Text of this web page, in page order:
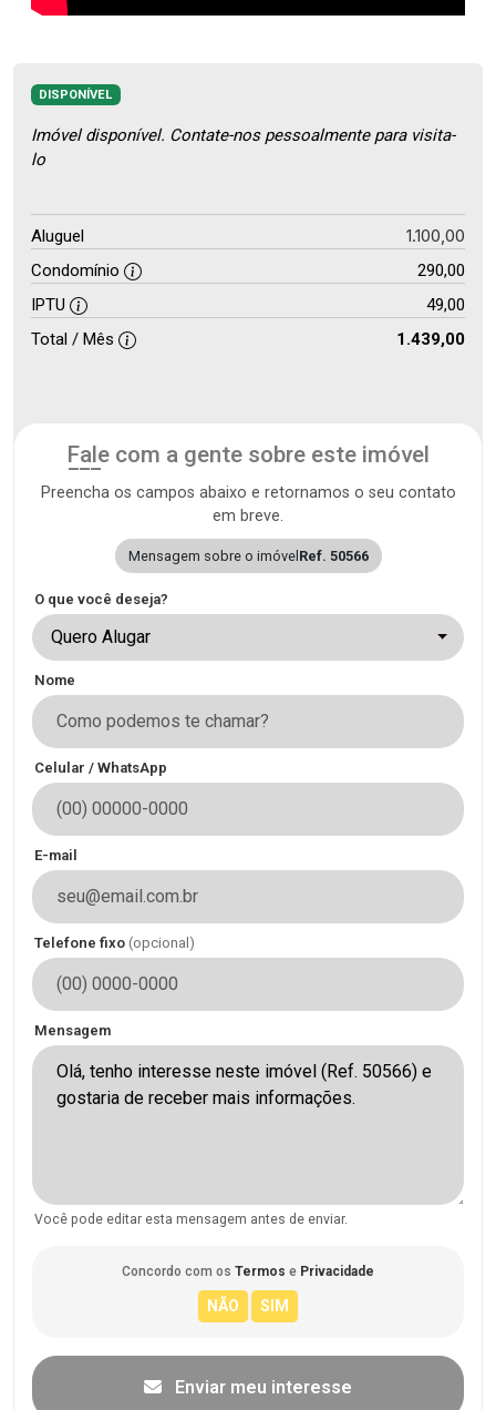
DISPONÍVEL
Imóvel disponível. Contate-nos pessoalmente para visita-
lo
Aluguel 1.100,00
Condomínio
290,00
IPTU
49,00
Total / Mês
1.439,00
Fale com a gente sobre este imóvel
Preencha os campos abaixo e retornamos o seu contato
em breve.
Mensagem sobre o imóvelRef. 50566
O que você deseja?
Quero Alugar
Nome
Celular / WhatsApp
E-mail
Telefone fixo (opcional)
Mensagem
Você pode editar esta mensagem antes de enviar.
Concordo com os Termos e Privacidade
Enviar meu interesse